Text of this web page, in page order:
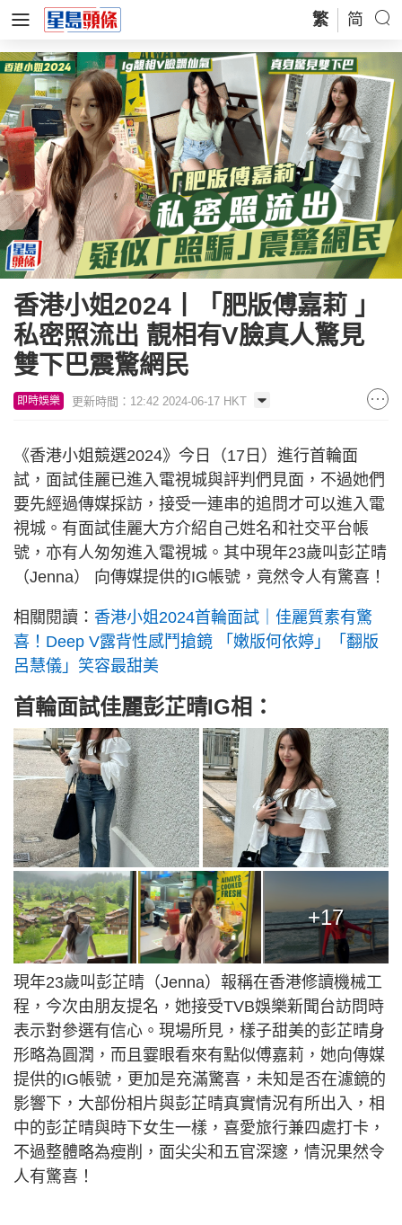
繁 简
香港小姐2024丨「肥版傅嘉莉 」
私密照流出 靚相有V臉真人驚見
雙下巴震驚網民
即時娛樂 更新時間：12:42 2024-06-17 HKT
《香港小姐競選2024》今日（17日）進行首輪面
試，面試佳麗已進入電視城與評判們見面，不過她們
要先經過傳媒採訪，接受一連串的追問才可以進入電
視城。有面試佳麗大方介紹自己姓名和社交平台帳
號，亦有人匆匆進入電視城。其中現年23歲叫彭芷晴
（Jenna） 向傳媒提供的IG帳號，竟然令人有驚喜！
相關閱讀： 香港小姐2024首輪面試｜佳麗質素有驚
喜！Deep V露背性感鬥搶鏡 「嫩版何依婷」「翻版
呂慧儀」笑容最甜美
首輪面試佳麗彭芷晴IG相：
+17
現年23歲叫彭芷晴（Jenna）報稱在香港修讀機械工
程，今次由朋友提名，她接受TVB娛樂新聞台訪問時
表示對參選有信心。現場所見，樣子甜美的彭芷晴身
形略為圓潤，而且霎眼看來有點似傅嘉莉，她向傳媒
提供的IG帳號，更加是充滿驚喜，未知是否在濾鏡的
影響下，大部份相片與彭芷晴真實情況有所出入，相
中的彭芷晴與時下女生一樣，喜愛旅行兼四處打卡，
不過整體略為瘦削，面尖尖和五官深邃，情況果然令
人有驚喜！